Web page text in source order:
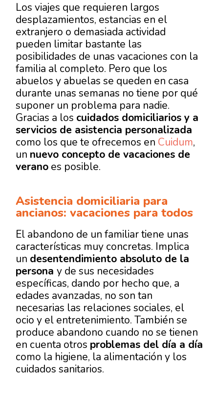
Los viajes que requieren largos
desplazamientos, estancias en el
extranjero o demasiada actividad
pueden limitar bastante las
posibilidades de unas vacaciones con la
familia al completo. Pero que los
abuelos y abuelas se queden en casa
durante unas semanas no tiene por qué
suponer un problema para nadie.
Gracias a los cuidados domiciliarios y a
servicios de asistencia personalizada
como los que te ofrecemos en Cuidum,
un nuevo concepto de vacaciones de
verano es posible.
Asistencia domiciliaria para
ancianos: vacaciones para todos
El abandono de un familiar tiene unas
características muy concretas. Implica
un desentendimiento absoluto de la
personay de sus necesidades
específicas, dando por hecho que, a
edades avanzadas, no son tan
necesarias las relaciones sociales, el
ocio y el entretenimiento. También se
produce abandono cuando no se tienen
en cuenta otros problemas del día a día
como la higiene, la alimentación y los
cuidados sanitarios.